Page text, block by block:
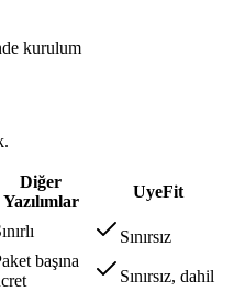
kurulum
Diğer
Yazılımlar
UyeFit
Sınırsız
başına
Sınırsız, dahil